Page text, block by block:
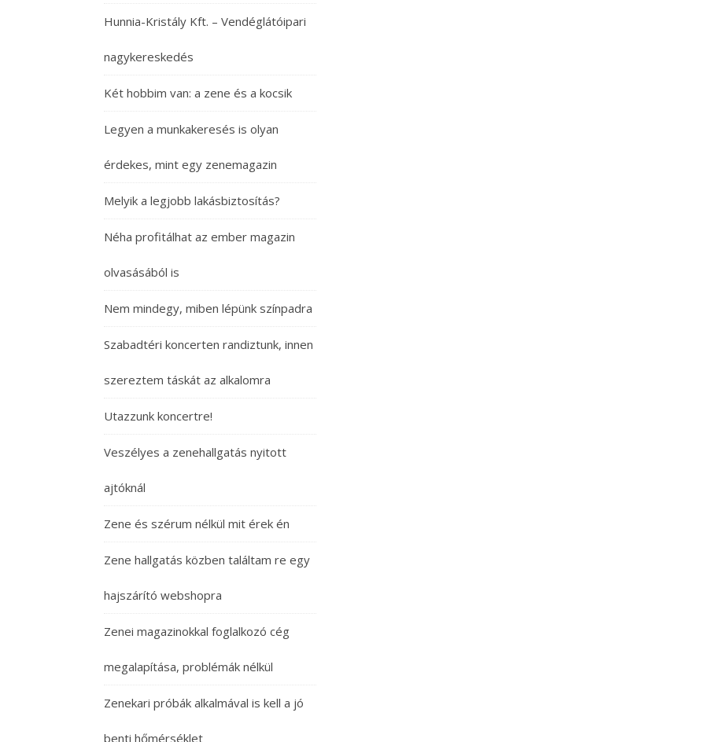
Hunnia-Kristály Kft. – Vendéglátóipari
nagykereskedés
Két hobbim van: a zene és a kocsik
Legyen a munkakeresés is olyan
érdekes, mint egy zenemagazin
Melyik a legjobb lakásbiztosítás?
Néha profitálhat az ember magazin
olvasásából is
Nem mindegy, miben lépünk színpadra
Szabadtéri koncerten randiztunk, innen
szereztem táskát az alkalomra
Utazzunk koncertre!
Veszélyes a zenehallgatás nyitott
ajtóknál
Zene és szérum nélkül mit érek én
Zene hallgatás közben találtam re egy
hajszárító webshopra
Zenei magazinokkal foglalkozó cég
megalapítása, problémák nélkül
Zenekari próbák alkalmával is kell a jó
benti hőmérséklet